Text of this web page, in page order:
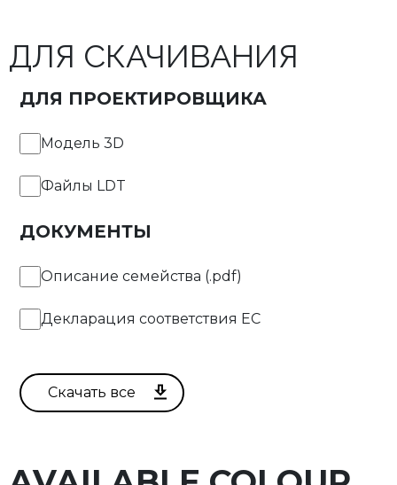
ДЛЯ СКАЧИВАНИЯ
ДЛЯ ПРОЕКТИРОВЩИКА
Модель 3D
Файлы LDT
ДОКУМЕНТЫ
Описание семейства (.pdf)
Декларация соответствия EC